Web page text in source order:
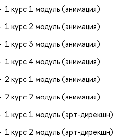
1 курс 1 модуль (анимация)
1 курс 2 модуль (анимация)
1 курс 3 модуль (анимация)
1 курс 4 модуль (анимация)
2 курс 1 модуль (анимация)
2 курс 2 модуль (анимация)
1 курс 1 модуль (арт-дирекшн)
1 курс 2 модуль (арт-дирекшн)